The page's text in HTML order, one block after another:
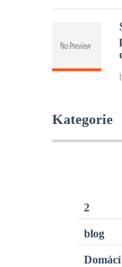
Kategorie
2
blog